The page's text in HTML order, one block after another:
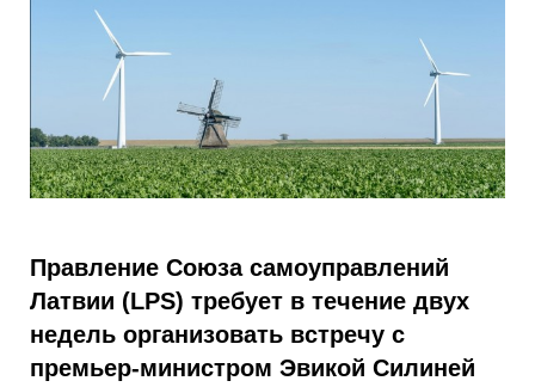
Правление Союза самоуправлений
Латвии (LPS) требует в течение двух
недель организовать встречу с
премьер-министром Эвикой Силиней